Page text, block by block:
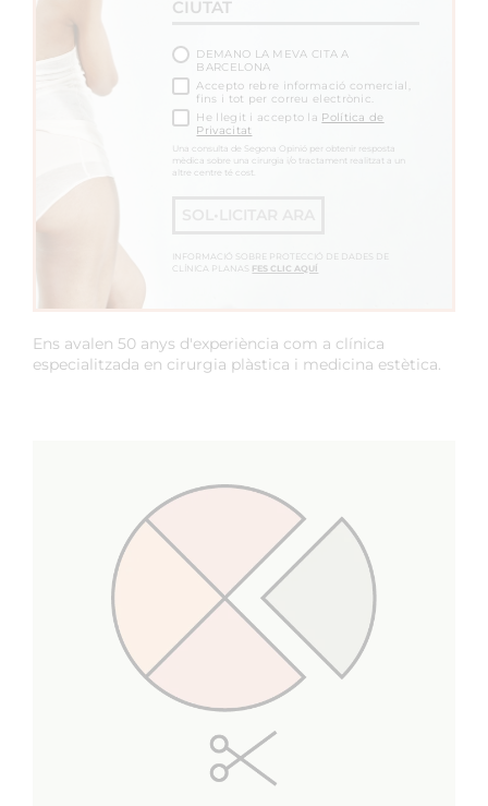
DEMANO LA MEVA CITA A
BARCELONA
Accepto rebre informació comercial,
fins i tot per correu electrònic.
He llegit i accepto la Política de
Privacitat
Una consulta de Segona Opinió per obtenir resposta
mèdica sobre una cirurgia i/o tractament realitzat a un
altre centre té cost.
INFORMACIÓ SOBRE PROTECCIÓ DE DADES DE
CLÍNICA PLANAS FES CLIC AQUÍ
Ens avalen 50 anys d'experiència com a clínica
especialitzada en cirurgia plàstica i medicina estètica.